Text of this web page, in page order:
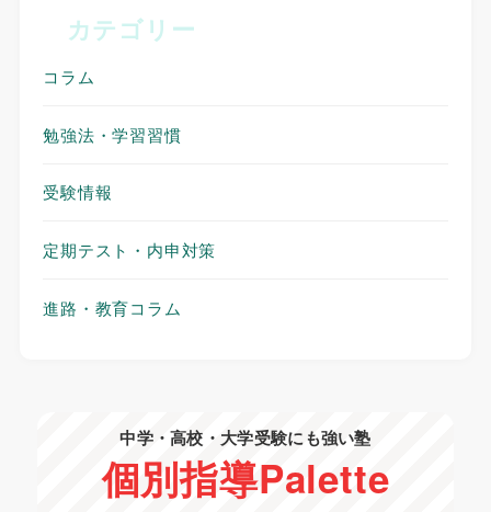
カテゴリー
コラム
勉強法・学習習慣
受験情報
定期テスト・内申対策
進路・教育コラム
中学・高校・大学受験にも強い塾
個別指導Palette